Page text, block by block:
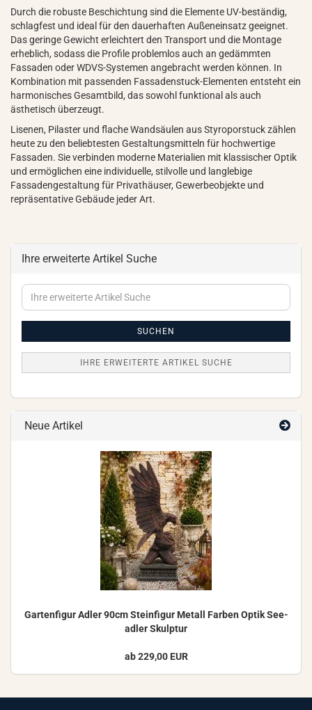
Durch die robuste Beschichtung sind die Elemente UV-beständig,
schlagfest und ideal für den dauerhaften Außeneinsatz geeignet.
Das geringe Gewicht erleichtert den Transport und die Montage
erheblich, sodass die Profile problemlos auch an gedämmten
Fassaden oder WDVS-Systemen angebracht werden können. In
Kombination mit passenden Fassadenstuck-Elementen entsteht ein
harmonisches Gesamtbild, das sowohl funktional als auch
ästhetisch überzeugt.
Lisenen, Pilaster und flache Wandsäulen aus Styroporstuck zählen
heute zu den beliebtesten Gestaltungsmitteln für hochwertige
Fassaden. Sie verbinden moderne Materialien mit klassischer Optik
und ermöglichen eine individuelle, stilvolle und langlebige
Fassadengestaltung für Privathäuser, Gewerbeobjekte und
repräsentative Gebäude jeder Art.
Ihre erweiterte Artikel Suche
Ihre
erweiterte
Artikel
SUCHEN
IHRE ERWEITERTE ARTIKEL SUCHE
Neue Artikel
Gar­ten­fi­gur Adler 90cm Stein­fi­gur Me­tall Far­ben Optik See­
ad­ler Skulp­tur
ab 229,00 EUR